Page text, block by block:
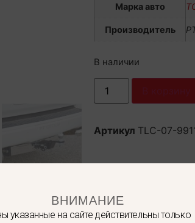
Марка авто
Производитель
В наличии
Артикул TLC-07-
ВНИМАНИЕ
указанные на сайте действительны только